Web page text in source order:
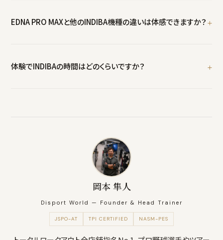
一体運用が最も効果的です。まずは体験で両方を試していただくこ
EDNA PRO MAXと他のINDIBA機種の違いは体感できますか？
INDIBAを受けた経験がある方ほど「全然違う」とおっしゃいます。
体験でINDIBAの時間はどのくらいですか？
岡本 隼人
Disport World — Founder & Head Trainer
JSPO-AT TPI CERTIFIED NASM-PES